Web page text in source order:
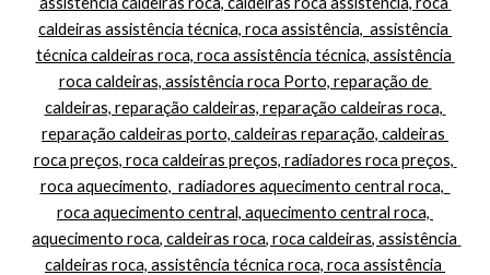
caldeiras assistência técnica, roca assistência,  assistência
técnica caldeiras roca, roca assistência técnica, assistência
roca caldeiras, assistência roca Porto, reparação de
caldeiras, reparação caldeiras, reparação caldeiras roca,
reparação caldeiras porto, caldeiras reparação, caldeiras
roca preços, roca caldeiras preços, radiadores roca preços,
roca aquecimento,  radiadores aquecimento central roca,
roca aquecimento central, aquecimento central roca,
aquecimento roca, caldeiras roca, roca caldeiras, assistência
caldeiras roca, assistência técnica roca, roca assistência